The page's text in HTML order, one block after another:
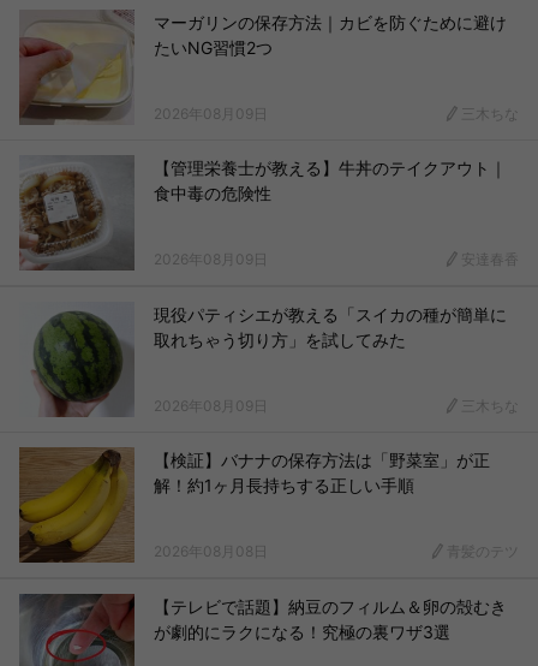
マーガリンの保存方法｜カビを防ぐために避け
たいNG習慣2つ
2026年08月09日 三木ちな
【管理栄養士が教える】牛丼のテイクアウト｜
食中毒の危険性
2026年08月09日 安達春香
現役パティシエが教える「スイカの種が簡単に
取れちゃう切り方」を試してみた
2026年08月09日 三木ちな
【検証】バナナの保存方法は「野菜室」が正
解！約1ヶ月長持ちする正しい手順
2026年08月08日 青髪のテツ
【テレビで話題】納豆のフィルム＆卵の殻むき
が劇的にラクになる！究極の裏ワザ3選